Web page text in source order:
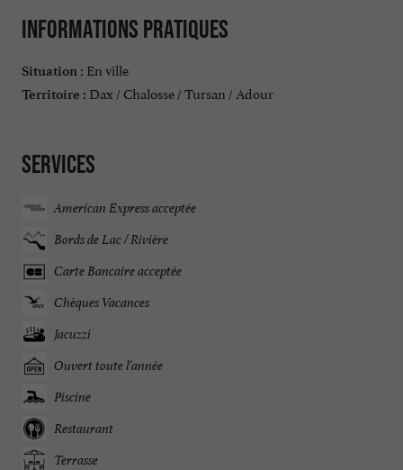
Informations pratiques
Situation : En ville
Territoire : Dax / Chalosse / Tursan / Adour
Services
American Express acceptée
Bords de Lac / Rivière
Carte Bancaire acceptée
Chèques Vacances
Jacuzzi
Ouvert toute l'année
Piscine
Restaurant
Terrasse